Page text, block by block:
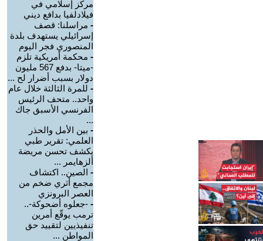
مركز إسلامي في
فيلادلفيا بدافع ديني
- مراسلنا: قصف
إسرائيلي يستهدف بلدة
المنصوري فجر اليوم
- محكمة أمريكية تلزم
-ميتا- بدفع 567 مليون
دولار بسبب أضرار لح ...
- للمرة الثالثة خلال عام
واحد.. متحف الرئيس
الفرنسي الأسبق جاك
...
- بين الأمل والحذر
العلمي: تقرير طبي
يكشف تحسن مريضة
ألزهايمر ...
- الصين.. اكتشاف
مجمع أثري ضخم من
العصر البرونزي
- -جعلوه أضحوكة-..
ترمب يوقّع أمرين
تنفيذيين لتقييد حق
المواطن ...